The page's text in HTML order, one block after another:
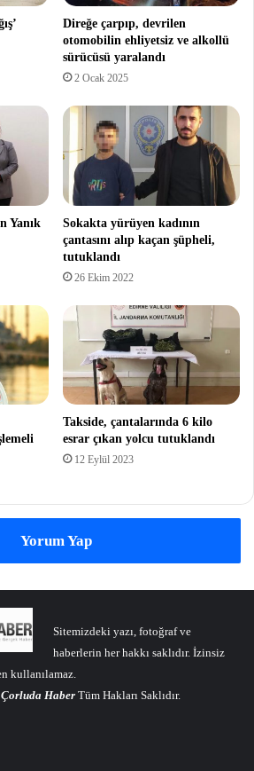
Direğe çarpıp, devrilen
otomobilin ehliyetsiz ve alkollü
sürücüsü yaralandı
2 Ocak 2025
Yanık
Sokakta yürüyen kadının
çantasını alıp kaçan şüpheli,
tutuklandı
26 Ekim 2022
Takside, çantalarında 6 kilo
esrar çıkan yolcu tutuklandı
12 Eylül 2023
Yorum Yap
Sitemizdeki yazı, fotoğraf ve
haberlerin her hakkı saklıdır. İzinsiz
kullanılamaz.
Çorluda Haber Tüm Hakları Saklıdır.